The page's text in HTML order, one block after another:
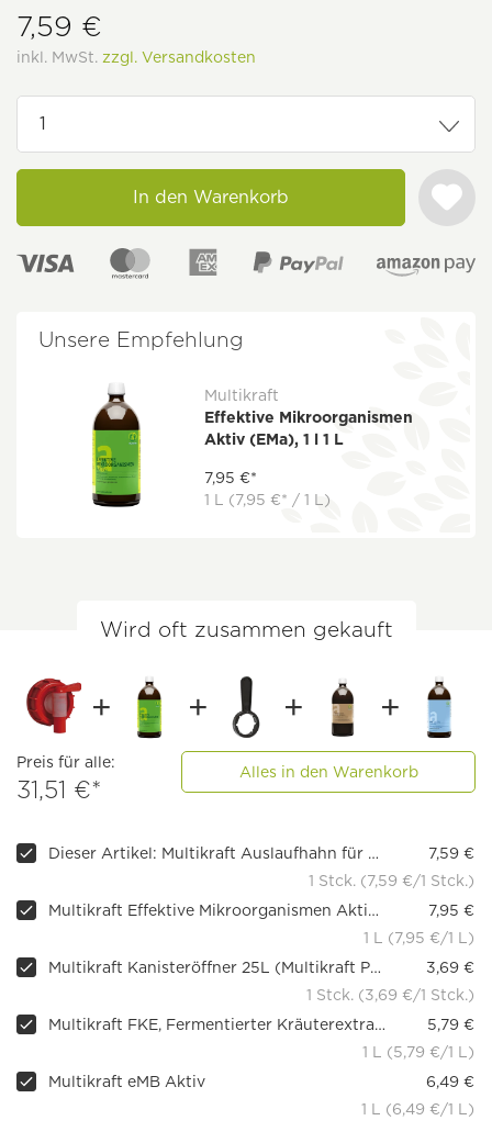
7,59 €
inkl. MwSt. zzgl. Versandkosten
In den Warenkorb
Unsere Empfehlung
Multikraft
Effektive Mikroorganismen
Aktiv (EMa), 1 l 1 L
7,95 €*
1 L (7,95 €* / 1 L)
Wird oft zusammen gekauft
Preis für alle:
31,51 €*
Alles in den Warenkorb
Dieser Artikel: Multikraft Auslaufhahn für 25 Liter Kanister
7,59 €
1 Stck. (7,59 €/1 Stck.)
Multikraft Effektive Mikroorganismen Aktiv (EMa), 1 l
7,95 €
1 L (7,95 €/1 L)
Multikraft Kanisteröffner 25L (Multikraft Produkte)
3,69 €
1 Stck. (3,69 €/1 Stck.)
Multikraft FKE, Fermentierter Kräuterextrakt
5,79 €
1 L (5,79 €/1 L)
Multikraft eMB Aktiv
6,49 €
1 L (6,49 €/1 L)